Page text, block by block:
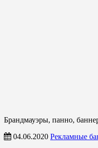
Брандмауэры, панно,
04.06.2020 Рекламные